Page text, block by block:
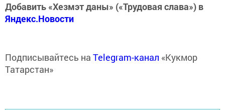
Добавить «Хезмэт даны» («Трудовая слава») в
Яндекс.Новости
Подписывайтесь на Telegram-канал «Кукмор
Татарстан»